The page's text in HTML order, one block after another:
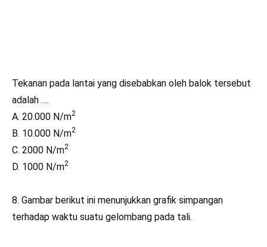
Tekanan pada lantai yang disebabkan oleh balok tersebut
adalah ….
A. 20.000 N/m2
B. 10.000 N/m2
C. 2000 N/m2
D. 1000 N/m2
8. Gambar berikut ini menunjukkan grafik simpangan
terhadap waktu suatu gelombang pada tali.